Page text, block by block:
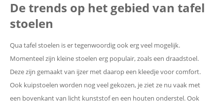
De trends op het gebied van tafel
stoelen
Qua tafel stoelen is er tegenwoordig ook erg veel mogelijk.
Momenteel zijn kleine stoelen erg populair, zoals een draadstoel.
Deze zijn gemaakt van ijzer met daarop een kleedje voor comfort.
Ook kuipstoelen worden nog veel gekozen, je ziet ze nu vaak met
een bovenkant van licht kunststof en een houten onderstel. Ook